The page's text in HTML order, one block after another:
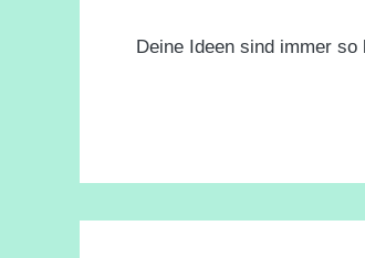
Deine Ideen sind immer